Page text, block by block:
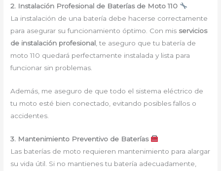
2. Instalación Profesional de Baterías de Moto 110
La instalación de una batería debe hacerse correctamente
para asegurar su funcionamiento óptimo. Con mis servicios
de instalación profesional , te aseguro que tu batería de
moto 110 quedará perfectamente instalada y lista para
funcionar sin problemas.
Además, me aseguro de que todo el sistema eléctrico de
tu moto esté bien conectado, evitando posibles fallos o
accidentes.
3. Mantenimiento Preventivo de Baterías
Las baterías de moto requieren mantenimiento para alargar
su vida útil. Si no mantienes tu batería adecuadamente,